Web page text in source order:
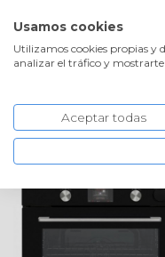
ORDENAR
Usamos cookies
Utilizamos cookies propias y
analizar el tráfico y
Aceptar todas